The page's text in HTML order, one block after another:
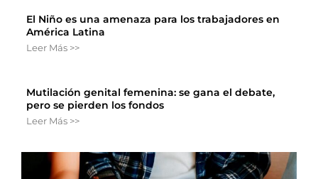
El Niño es una amenaza para los trabajadores en
América Latina
Leer Más >>
Mutilación genital femenina: se gana el debate,
pero se pierden los fondos
Leer Más >>